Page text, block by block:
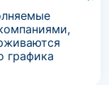
графика